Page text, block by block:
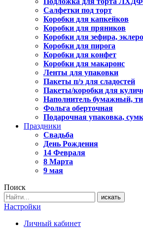
Салфетки под торт
Коробки для капкейков
Коробки для пряников
Коробки для зефира,
Коробки для пирога
Коробки для конфет
Коробки для макаронс
Ленты для упаковки
Пакеты п/э для сладостей
Пакеты/коробки для
Наполнитель бумажный,
Фольга оберточная
Подарочная упаковка,
Праздники
Свадьба
День Рождения
14 Февраля
8 Марта
9 мая
Поиск
искать
Настройки
Личный кабинет